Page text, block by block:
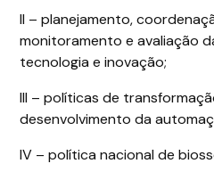
II – planejamento,
monitoramento e avaliação
tecnologia e inovação;
III – políticas de
desenvolvimento da
IV – política nacional de